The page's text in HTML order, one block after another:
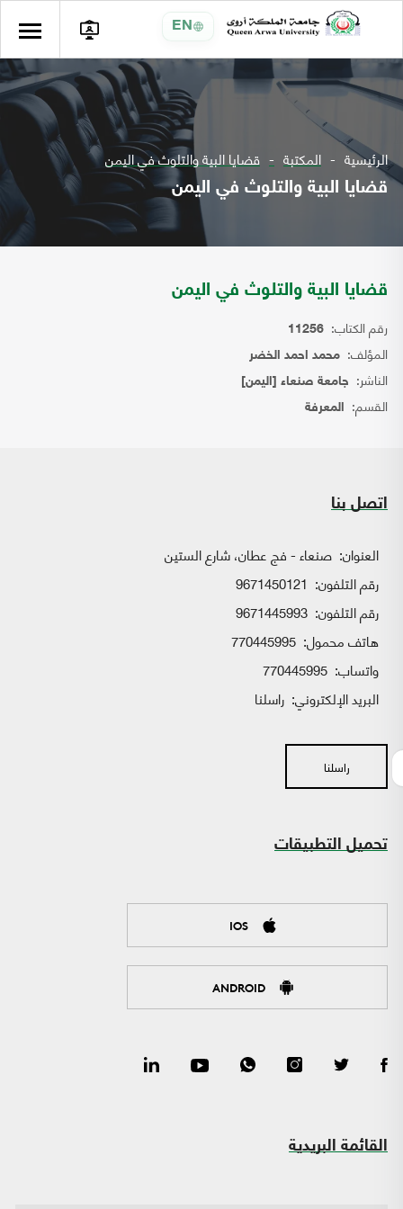
EN
الرئيسية المكتبة قضايا البية والتلوث في اليمن
قضايا البية والتلوث في اليمن
قضايا البية والتلوث في اليمن
رقم الكتاب: 11256
المؤلف: محمد احمد الخضر
الناشر: جامعة صنعاء [اليمن]
القسم: المعرفة
اتصل بنا
العنوان: صنعاء - فج عطان، شارع الستين
رقم التلفون: 9671450121
رقم التلفون: 9671445993
هاتف محمول: 770445995
واتساب:
البريد الإلكتروني: راسلنا
راسلنا
تحميل التطبيقات
IOS
ANDROID
القائمة البريدية